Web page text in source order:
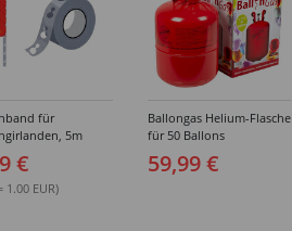
für
5m
Band aus PVC
€
1.00 EUR)
Ballongas Helium-Flasche
für 50 Ballons
59,99 €